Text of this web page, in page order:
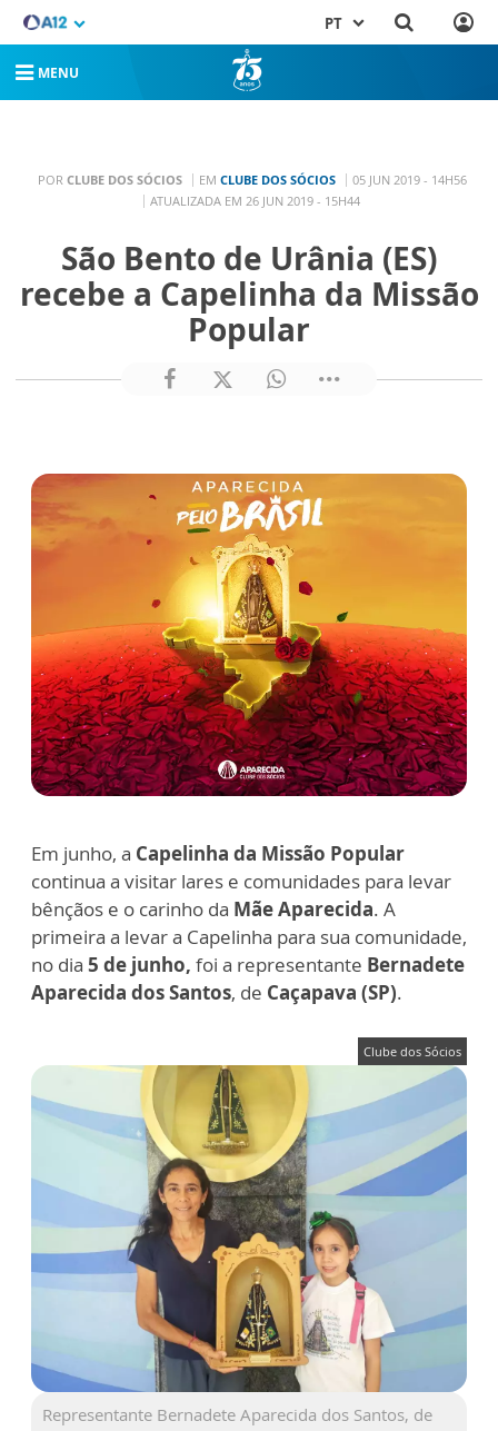
PT
MENU
POR CLUBE DOS SÓCIOS EM CLUBE DOS SÓCIOS
05 JUN 2019 - 14H56
ATUALIZADA EM 26 JUN 2019 - 15H44
São Bento de Urânia (ES)
recebe a Capelinha da Missão
Popular
Em junho, a Capelinha da Missão Popular
continua a visitar lares e comunidades para levar
bênçãos e o carinho da Mãe Aparecida. A
primeira a levar a Capelinha para sua comunidade,
no dia 5 de junho, foi a representante Bernadete
Aparecida dos Santos, de Caçapava (SP).
Clube dos Sócios
Representante Bernadete Aparecida dos Santos, de